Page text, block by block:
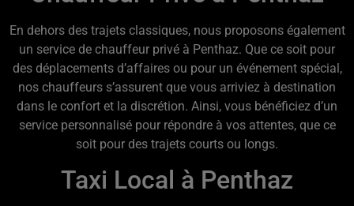
En dehors des trajets classiques, nous proposons également
un service de chauffeur privé à Penthaz. Que ce soit pour
des déplacements d’affaires ou pour un événement spécial,
nos chauffeurs s’assurent que vous arriviez à destination
dans le confort et la discrétion. Ainsi, vous bénéficiez d’un
service personnalisé pour répondre à vos attentes, que ce
soit pour des trajets courts ou longs.
Taxi Local à Penthaz